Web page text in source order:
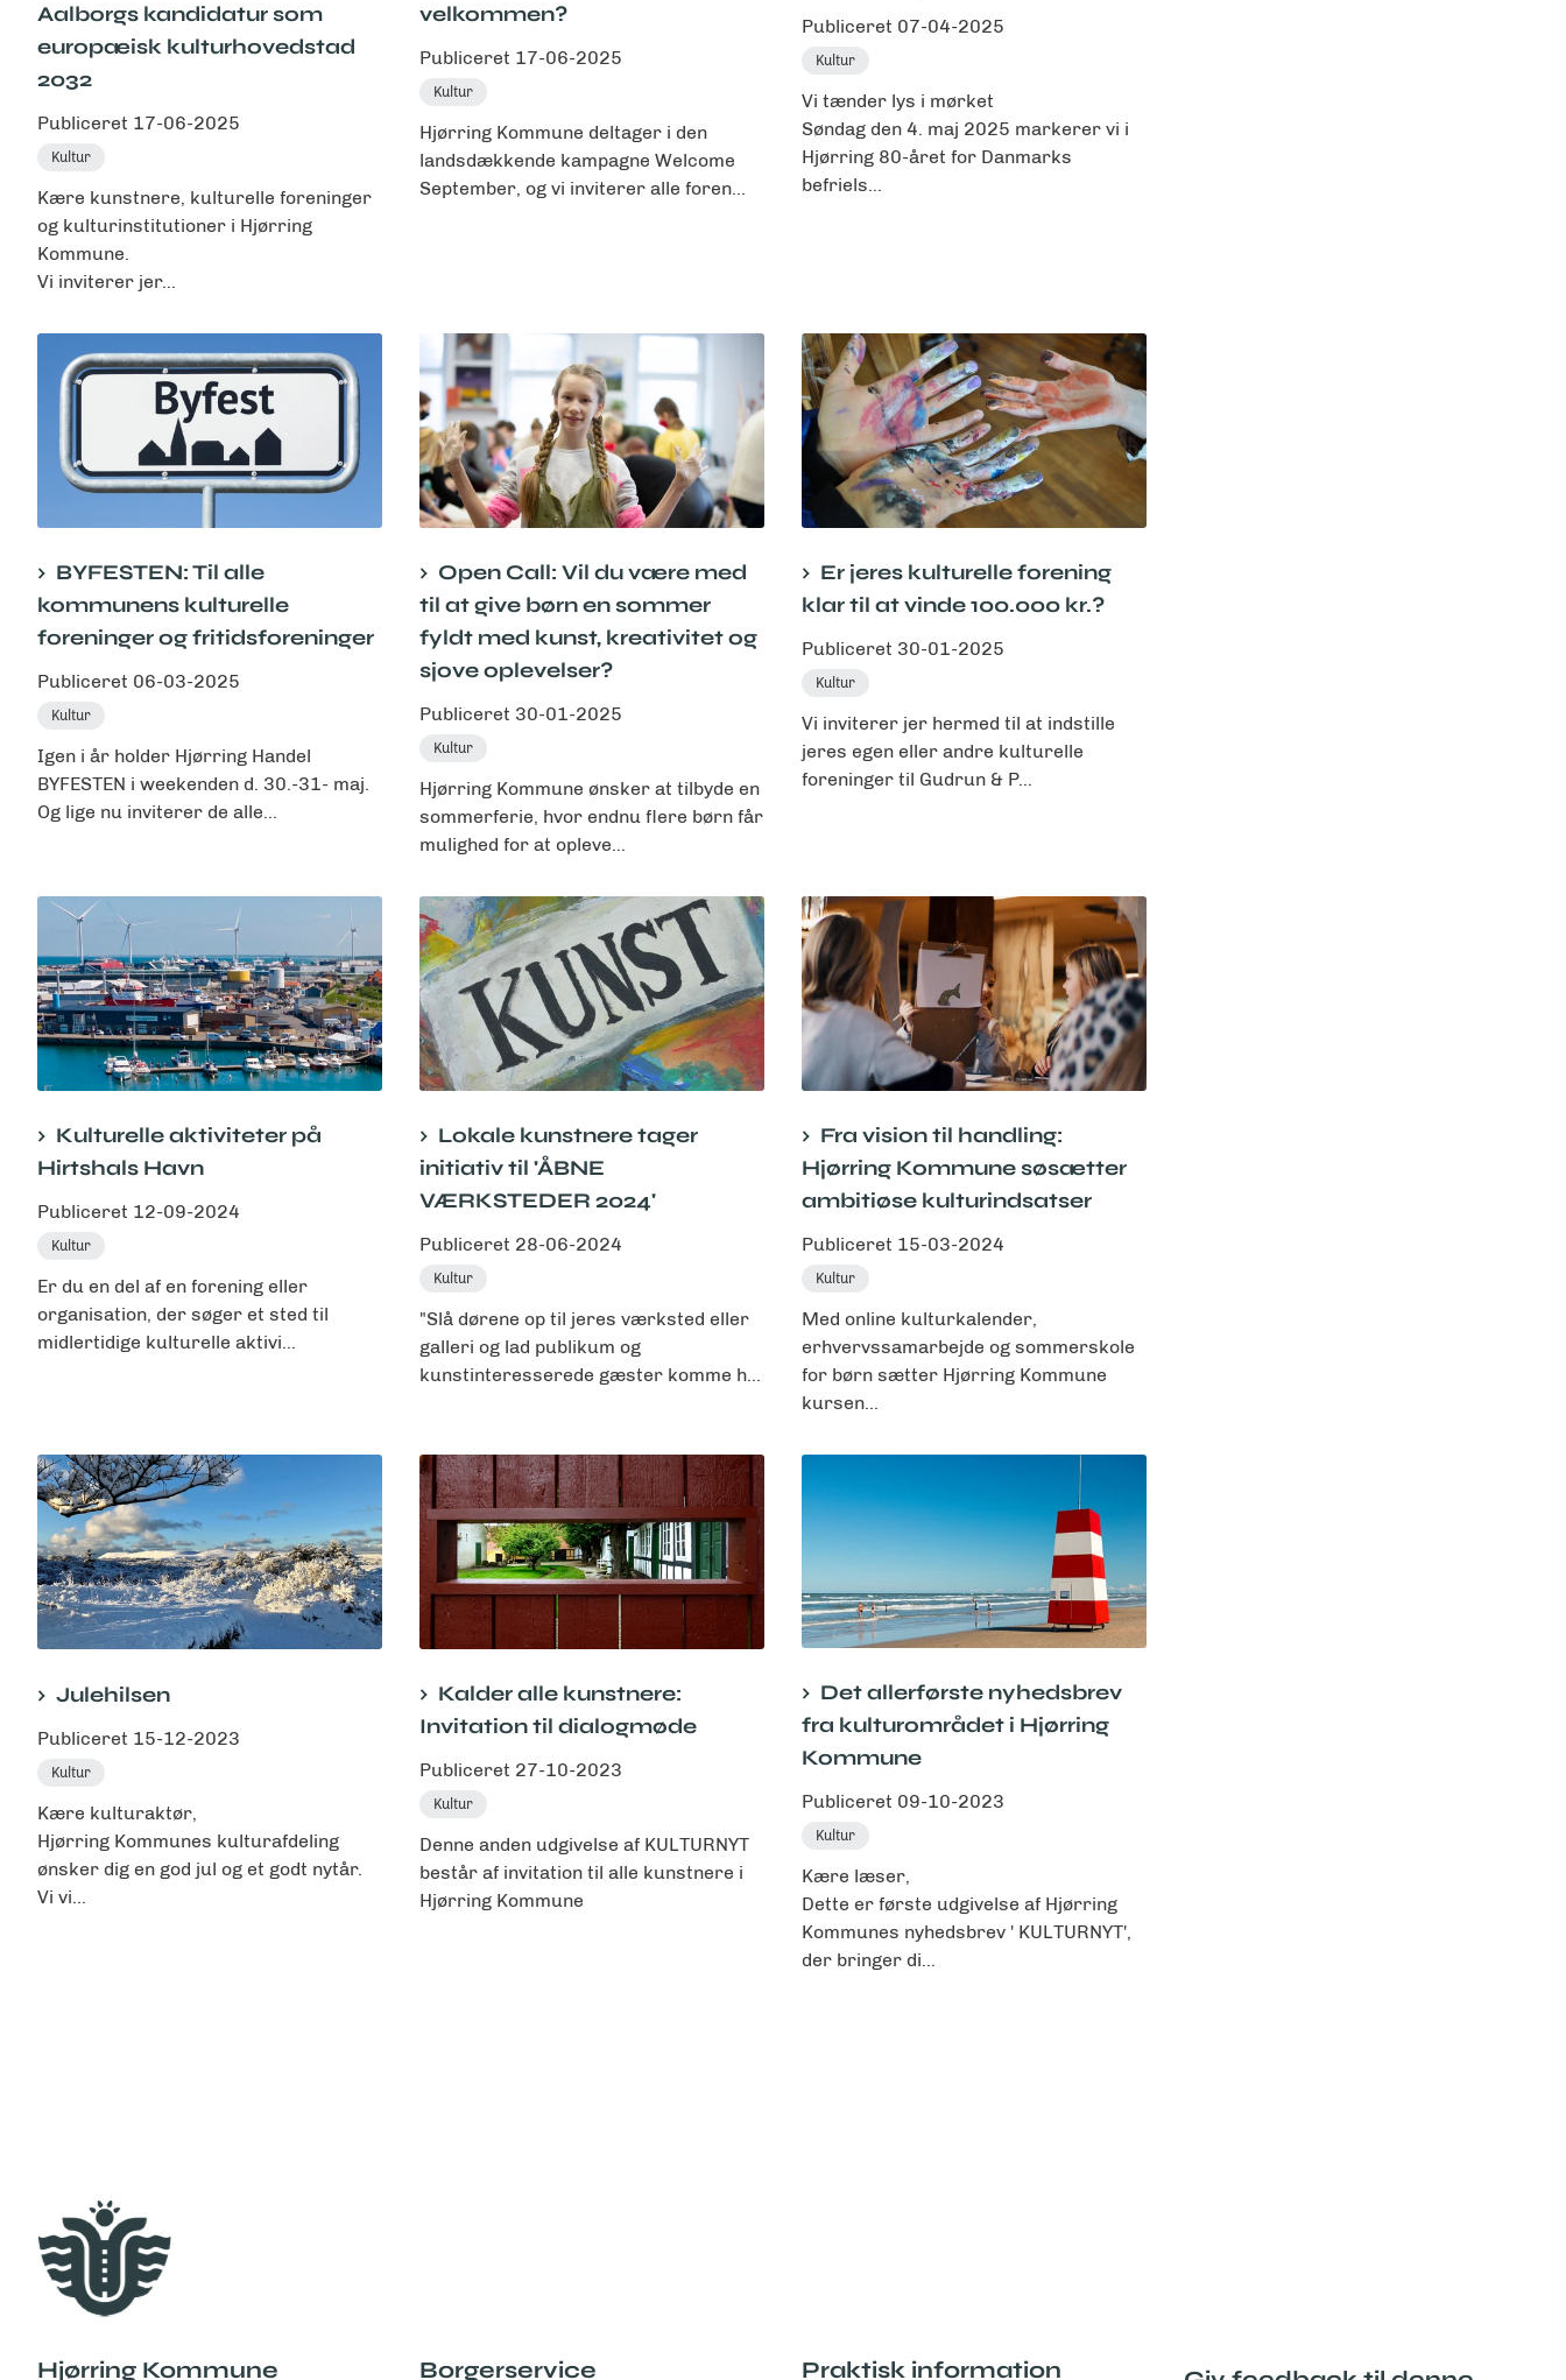
Aalborgs kandidatur som
europæisk kulturhovedstad
2032
Publiceret 17-06-2025
Kultur
Kære kunstnere, kulturelle foreninger
og kulturinstitutioner i Hjørring
Kommune.
Vi inviterer jer...
velkommen?
Publiceret 17-06-2025
Kultur
Hjørring Kommune deltager i den
landsdækkende kampagne Welcome
September, og vi inviterer alle foren...
Publiceret 07-04-2025
Kultur
Vi tænder lys i mørket
Søndag den 4. maj 2025 markerer vi i
Hjørring 80-året for Danmarks
befriels...
BYFESTEN: Til alle
kommunens kulturelle
foreninger og fritidsforeninger
Publiceret 06-03-2025
Kultur
Igen i år holder Hjørring Handel
BYFESTEN i weekenden d. 30.-31- maj.
Og lige nu inviterer de alle...
Open Call: Vil du være med
til at give børn en sommer
fyldt med kunst, kreativitet og
sjove oplevelser?
Publiceret 30-01-2025
Kultur
Hjørring Kommune ønsker at tilbyde en
sommerferie, hvor endnu flere børn får
mulighed for at opleve...
Er jeres kulturelle forening
klar til at vinde 100.000 kr.?
Publiceret 30-01-2025
Kultur
Vi inviterer jer hermed til at indstille
jeres egen eller andre kulturelle
foreninger til Gudrun & P...
Kulturelle aktiviteter på
Hirtshals Havn
Publiceret 12-09-2024
Kultur
Er du en del af en forening eller
organisation, der søger et sted til
midlertidige kulturelle aktivi...
Lokale kunstnere tager
initiativ til 'ÅBNE
VÆRKSTEDER 2024'
Publiceret 28-06-2024
Kultur
"Slå dørene op til jeres værksted eller
galleri og lad publikum og
kunstinteresserede gæster komme h...
Fra vision til handling:
Hjørring Kommune søsætter
ambitiøse kulturindsatser
Publiceret 15-03-2024
Kultur
Med online kulturkalender,
erhvervssamarbejde og sommerskole
for børn sætter Hjørring Kommune
kursen...
Julehilsen
Publiceret 15-12-2023
Kultur
Kære kulturaktør,
Hjørring Kommunes kulturafdeling
ønsker dig en god jul og et godt nytår.
Vi vi...
Kalder alle kunstnere:
Invitation til dialogmøde
Publiceret 27-10-2023
Kultur
Denne anden udgivelse af KULTURNYT
består af invitation til alle kunstnere i
Hjørring Kommune
Det allerførste nyhedsbrev
fra kulturområdet i Hjørring
Kommune
Publiceret 09-10-2023
Kultur
Kære læser,
Dette er første udgivelse af Hjørring
Kommunes nyhedsbrev ' KULTURNYT',
der bringer di...
Hjørring Kommune Borgerservice Praktisk information